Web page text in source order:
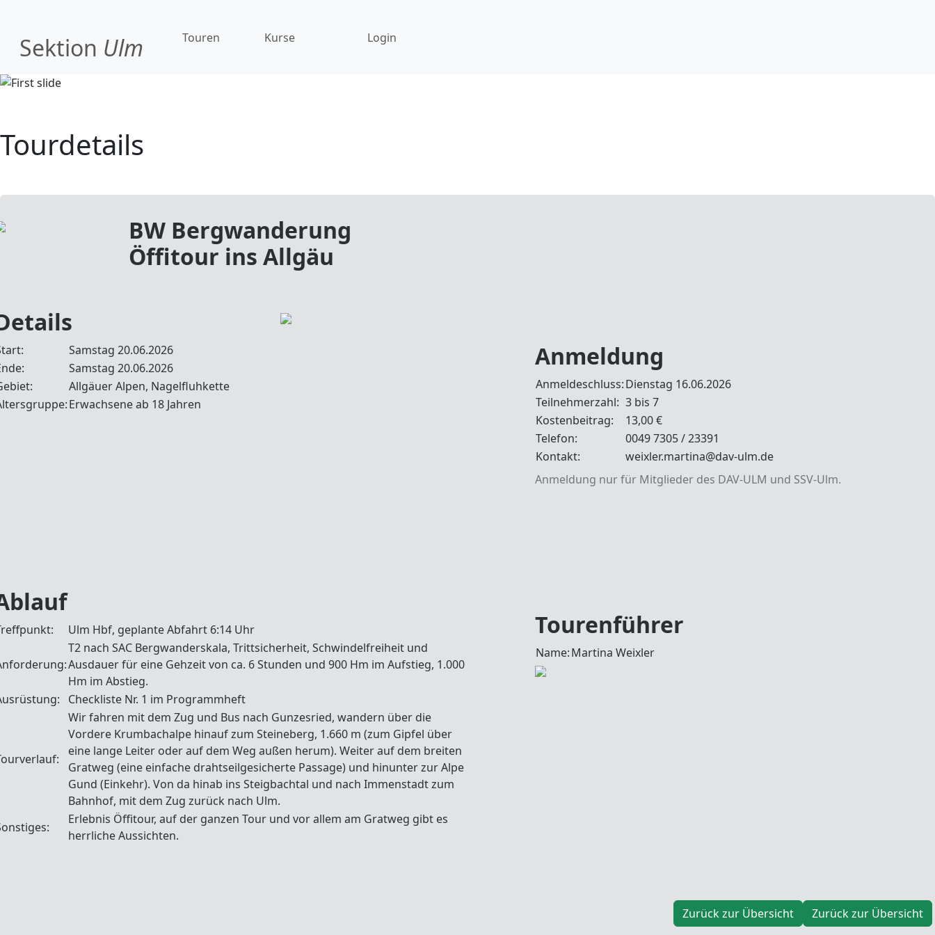
Sektion Ulm Touren Kurse Login
Tourdetails
BW Bergwanderung
Öffitour ins Allgäu
Samstag 20.06.2026
Samstag 20.06.2026
Allgäuer Alpen, Nagelfluhkette
Erwachsene ab 18 Jahren
Anmeldung
Anmeldeschluss:Dienstag 16.06.2026
Teilnehmerzahl: 3 bis 7
Kostenbeitrag:
13,00 €
Telefon:
0049 7305 / 23391
Kontakt:
weixler.martina@dav-ulm.de
Anmeldung nur für Mitglieder des DAV-ULM und SSV-Ulm.
Ulm Hbf, geplante Abfahrt 6:14 Uhr
T2 nach SAC Bergwanderskala, Trittsicherheit, Schwindelfreiheit und
Ausdauer für eine Gehzeit von ca. 6 Stunden und 900 Hm im Aufstieg, 1.000
Hm im Abstieg.
Checkliste Nr. 1 im Programmheft
Wir fahren mit dem Zug und Bus nach Gunzesried, wandern über die
Vordere Krumbachalpe hinauf zum Steineberg, 1.660 m (zum Gipfel über
eine lange Leiter oder auf dem Weg außen herum). Weiter auf dem breiten
Gratweg (eine einfache drahtseilgesicherte Passage) und hinunter zur Alpe
Gund (Einkehr). Von da hinab ins Steigbachtal und nach Immenstadt zum
Bahnhof, mit dem Zug zurück nach Ulm.
Erlebnis Öffitour, auf der ganzen Tour und vor allem am Gratweg gibt es
herrliche Aussichten.
Tourenführer
Name:Martina Weixler
Zurück zur Übersicht Zurück zur Übersicht